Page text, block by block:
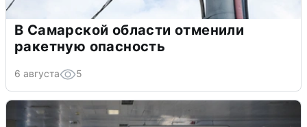
В Самарской области отменили
ракетную опасность
6 августа 5